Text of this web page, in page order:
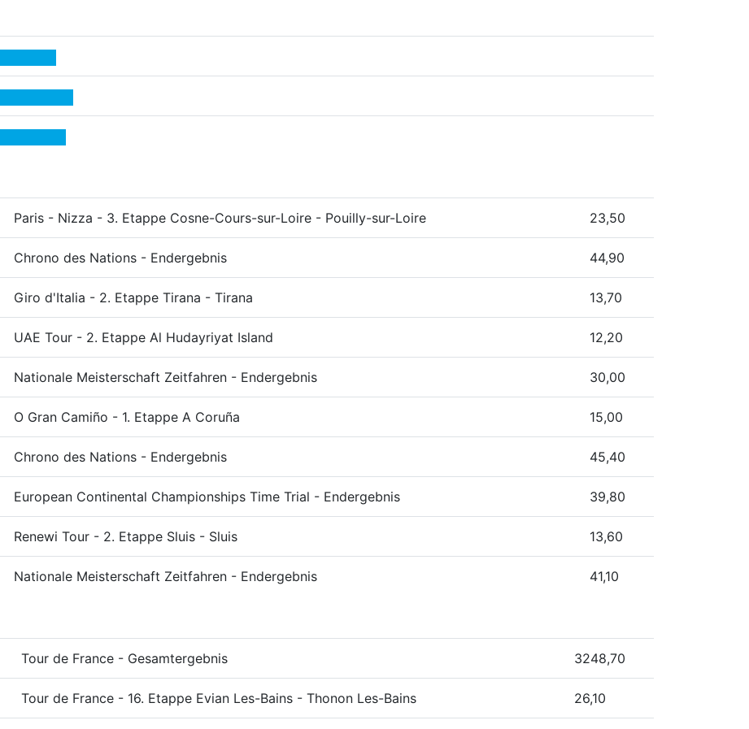
Paris - Nizza - 3. Etappe Cosne-Cours-sur-Loire - Pouilly-sur-Loire 23,50
Chrono des Nations - Endergebnis 44,90
Giro d'Italia - 2. Etappe Tirana - Tirana 13,70
UAE Tour - 2. Etappe Al Hudayriyat Island 12,20
Nationale Meisterschaft Zeitfahren - Endergebnis 30,00
O Gran Camiño - 1. Etappe A Coruña 15,00
Chrono des Nations - Endergebnis 45,40
European Continental Championships Time Trial - Endergebnis 39,80
Renewi Tour - 2. Etappe Sluis - Sluis 13,60
Nationale Meisterschaft Zeitfahren - Endergebnis 41,10
Tour de France - Gesamtergebnis 3248,70
Tour de France - 16. Etappe Evian Les-Bains - Thonon Les-Bains 26,10